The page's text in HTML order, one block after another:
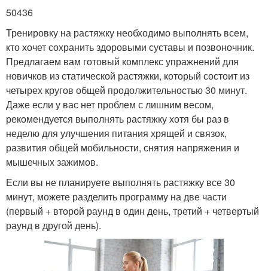
50436
Тренировку на растяжку необходимо выполнять всем,
кто хочет сохранить здоровыми суставы и позвоночник.
Предлагаем вам готовый комплекс упражнений для
новичков из статической растяжки, который состоит из
четырех кругов общей продолжительностью 30 минут.
Даже если у вас нет проблем с лишним весом,
рекомендуется выполнять растяжку хотя бы раз в
неделю для улучшения питания хрящей и связок,
развития общей мобильности, снятия напряжения и
мышечных зажимов.
Если вы не планируете выполнять растяжку все 30
минут, можете разделить программу на две части
(первый + второй раунд в один день, третий + четвертый
раунд в другой день).